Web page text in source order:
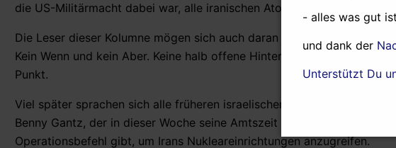
die US-Militärmacht dabei war, alle iranischen Atomanlagen zu
Die Leser dieser Kolumne mögen sich auch daran erinnern, dass ich
Kein Wenn und kein Aber. Keine halb offene Hintertür für einen
Punkt.
Viel später sprachen sich alle früheren israelischen Militär- und
Benny Gantz, der in dieser Woche seine Amtszeit beendete, hat
Operationsbefehl gibt, um Irans Nukleareinrichtungen anzugreifen.
- alles was gut ist
und dank der
Unterstützt Du